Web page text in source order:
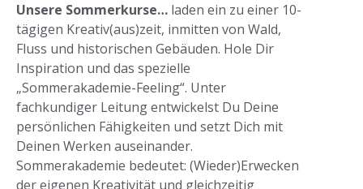
Unsere Sommerkurse… laden ein zu einer 10-
tägigen Kreativ(aus)zeit, inmitten von Wald,
Fluss und historischen Gebäuden. Hole Dir
Inspiration und das spezielle
„Sommerakademie-Feeling“. Unter
fachkundiger Leitung entwickelst Du Deine
persönlichen Fähigkeiten und setzt Dich mit
Deinen Werken auseinander.
Sommerakademie bedeutet: (Wieder)Erwecken
der eigenen Kreativität und gleichzeitig